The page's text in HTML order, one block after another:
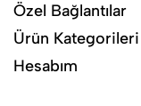
Özel Bağlantılar
Ürün Kategorileri
Hesabım